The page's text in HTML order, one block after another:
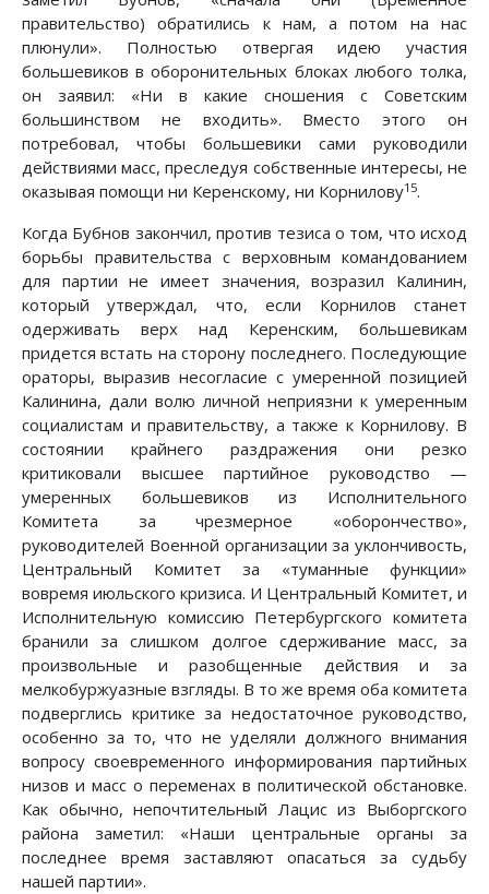
правительство) обратились к нам, а потом на нас
плюнули». Полностью отвергая идею участия
большевиков в оборонительных блоках любого толка,
он заявил: «Ни в какие сношения с Советским
большинством не входить». Вместо этого он
потребовал, чтобы большевики сами руководили
действиями масс, преследуя собственные интересы, не
оказывая помощи ни Керенскому, ни Корнилову15.
Когда Бубнов закончил, против тезиса о том, что исход
борьбы правительства с верховным командованием
для партии не имеет значения, возразил Калинин,
который утверждал, что, если Корнилов станет
одерживать верх над Керенским, большевикам
придется встать на сторону последнего. Последующие
ораторы, выразив несогласие с умеренной позицией
Калинина, дали волю личной неприязни к умеренным
социалистам и правительству, а также к Корнилову. В
состоянии крайнего раздражения они резко
критиковали высшее партийное руководство —
умеренных большевиков из Исполнительного
Комитета за чрезмерное «оборончество»,
руководителей Военной организации за уклончивость,
Центральный Комитет за «туманные функции»
вовремя июльского кризиса. И Центральный Комитет, и
Исполнительную комиссию Петербургского комитета
бранили за слишком долгое сдерживание масс, за
произвольные и разобщенные действия и за
мелкобуржуазные взгляды. В то же время оба комитета
подверглись критике за недостаточное руководство,
особенно за то, что не уделяли должного внимания
вопросу своевременного информирования партийных
низов и масс о переменах в политической обстановке.
Как обычно, непочтительный Лацис из Выборгского
района заметил: «Наши центральные органы за
последнее время заставляют опасаться за судьбу
нашей партии».